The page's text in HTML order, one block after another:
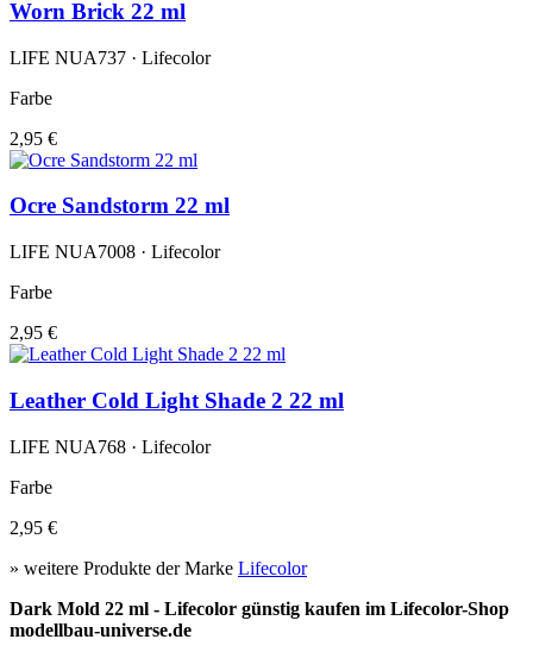
Worn Brick 22 ml
LIFE NUA737 · Lifecolor
Farbe
2,95 €
Ocre Sandstorm 22 ml
LIFE NUA7008 · Lifecolor
Farbe
2,95 €
Leather Cold Light Shade 2 22 ml
LIFE NUA768 · Lifecolor
Farbe
2,95 €
» weitere Produkte der Marke Lifecolor
Dark Mold 22 ml - Lifecolor günstig kaufen im Lifecolor-Shop
modellbau-universe.de